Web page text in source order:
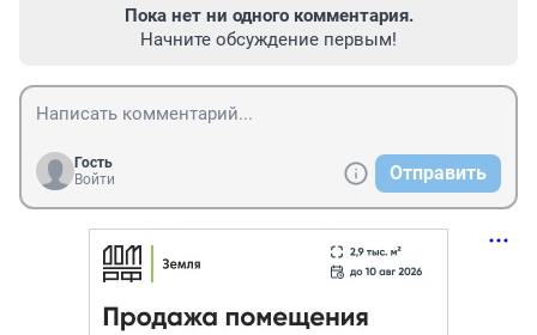
Пока нет ни одного комментария.
Начните обсуждение первым!
Гость
Войти
Отправить